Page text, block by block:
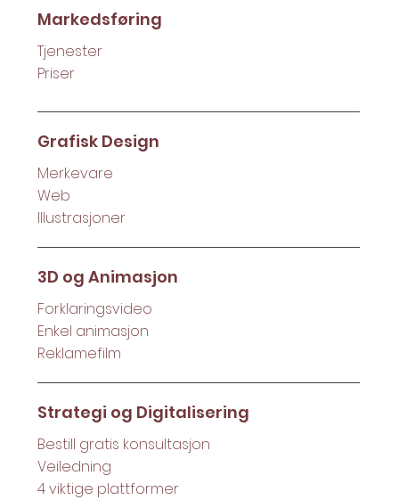
Markedsføring
Tjenester
Priser
Grafisk Design
Merkevare
Web
Illustrasjoner
3D og Animasjon
Forklaringsvideo
Enkel animasjon
Reklamefilm
Strategi og Digitalisering
Bestill gratis konsultasjon
Veiledning
4 viktige plattformer